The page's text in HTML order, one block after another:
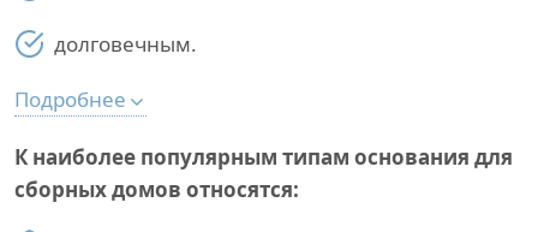
долговечным.
Подробнее
К наиболее популярным типам основания для
сборных домов относятся: